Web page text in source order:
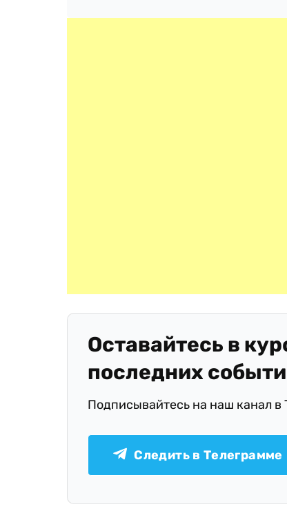
Оставайтесь в
последних
Подписывайтесь на наш канал в
Следить в Телеграмме